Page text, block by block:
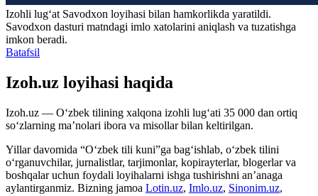
Izohli lugʻat Savodxon loyihasi bilan hamkorlikda yaratildi.
Savodxon dasturi matndagi imlo xatolarini aniqlash va tuzatishga
imkon beradi.
Batafsil
Izoh.uz loyihasi haqida
Izoh.uz — O‘zbek tilining xalqona izohli lug‘ati 35 000 dan ortiq
so‘zlarning ma’nolari ibora va misollar bilan keltirilgan.
Yillar davomida “O‘zbek tili kuni”ga bag‘ishlab, o‘zbek tilini
o‘rganuvchilar, jurnalistlar, tarjimonlar, kopirayterlar, blogerlar va
boshqalar uchun foydali loyihalarni ishga tushirishni an’anaga
aylantirganmiz. Bizning jamoa Lotin.uz, Imlo.uz, Sinonim.uz,